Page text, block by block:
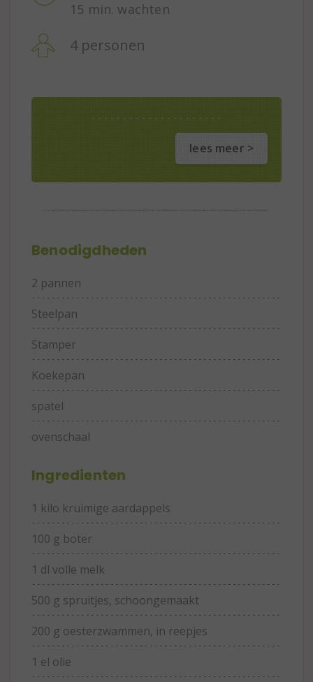
15 min. wachten
4 personen
lees meer >
Benodigdheden
2 pannen
Steelpan
Stamper
Koekepan
spatel
ovenschaal
Ingredienten
1 kilo kruimige aardappels
100 g boter
1 dl volle melk
500 g spruitjes, schoongemaakt
200 g oesterzwammen, in reepjes
1 el olie